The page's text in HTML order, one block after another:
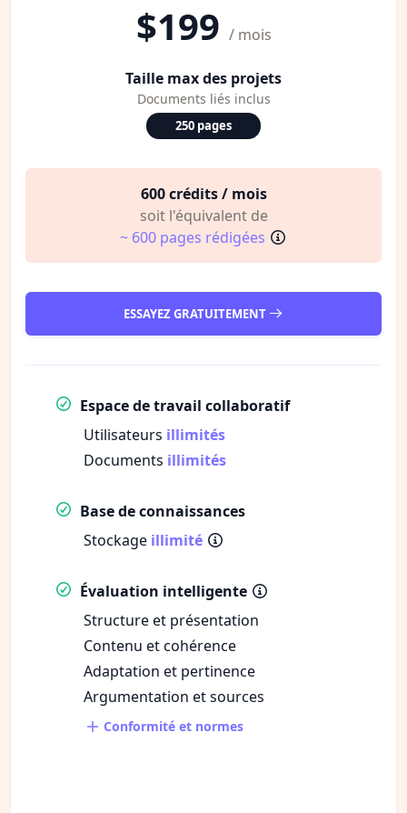
$199 / mois
Taille max des projets
Documents liés inclus
250 pages
600 crédits / mois
soit l'équivalent de
~ 600 pages rédigées
ESSAYEZ GRATUITEMENT
Espace de travail collaboratif
Utilisateurs illimités
Documents illimités
Base de connaissances
Stockage illimité
Évaluation intelligente
Structure et présentation
Contenu et cohérence
Adaptation et pertinence
Argumentation et sources
Conformité et normes